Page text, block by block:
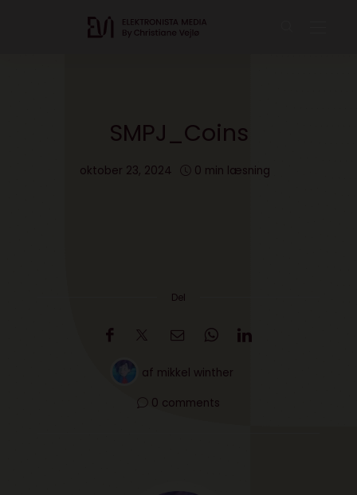
SMPJ_Coins
oktober 23, 2024 0 min læsning
Del
af mikkel winther
0 comments